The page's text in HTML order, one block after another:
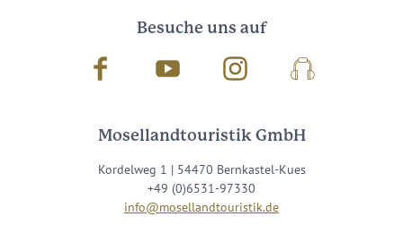
Besuche uns auf
Facebook Youtube InstagramPodcast
Mosellandtouristik GmbH
Kordelweg 1 | 54470 Bernkastel-Kues
+49 (0)6531-97330
info@mosellandtouristik.de